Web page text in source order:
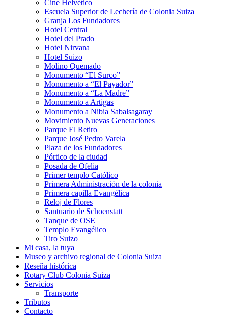
Cine Helvético
Escuela Superior de Lechería de Colonia Suiza
Granja Los Fundadores
Hotel Central
Hotel del Prado
Hotel Nirvana
Hotel Suizo
Molino Quemado
Monumento “El Surco”
Monumento a “El Payador”
Monumento a “La Madre”
Monumento a Artigas
Monumento a Nibia Sabalsagaray
Movimiento Nuevas Generaciones
Parque El Retiro
Parque José Pedro Varela
Plaza de los Fundadores
Pórtico de la ciudad
Posada de Ofelia
Primer templo Católico
Primera Administración de la colonia
Primera capilla Evangélica
Reloj de Flores
Santuario de Schoenstatt
Tanque de OSE
Templo Evangélico
Tiro Suizo
Mi casa, la tuya
Museo y archivo regional de Colonia Suiza
Reseña histórica
Rotary Club Colonia Suiza
Servicios
Transporte
Tributos
Contacto